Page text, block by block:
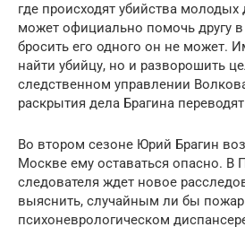
где происходят убийства
может официально помочь другу
бросить его одного он не может.
найти убийцу, но и разворошить
следственном управлении
раскрытия дела Брагина
Во втором сезоне Юрий Брагин
Москве ему оставаться опасно. В
следователя ждет новое
выяснить, случайным ли бы
психоневрологическом